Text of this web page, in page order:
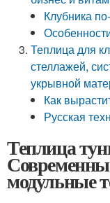
Клубника
Теплица для
стеллажей,
укрывной
Как
Русская
Теплица
модульные